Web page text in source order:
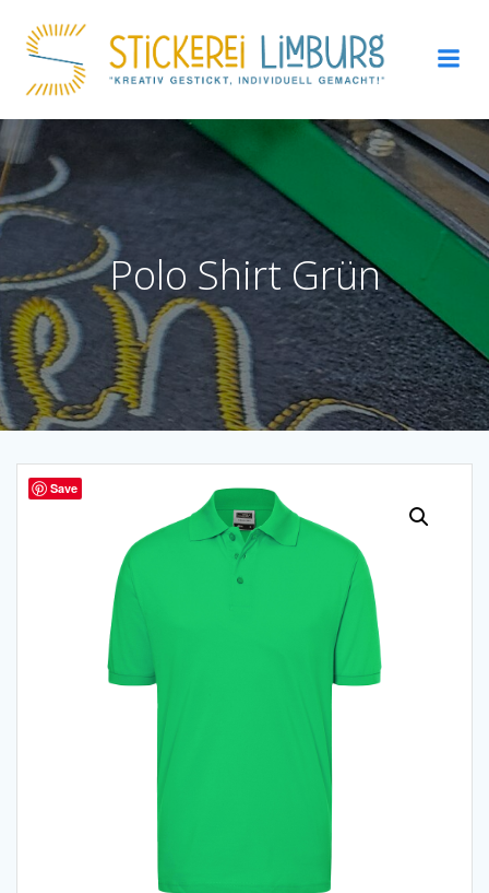
Inhalt
springen
Polo Shirt Grün
Save